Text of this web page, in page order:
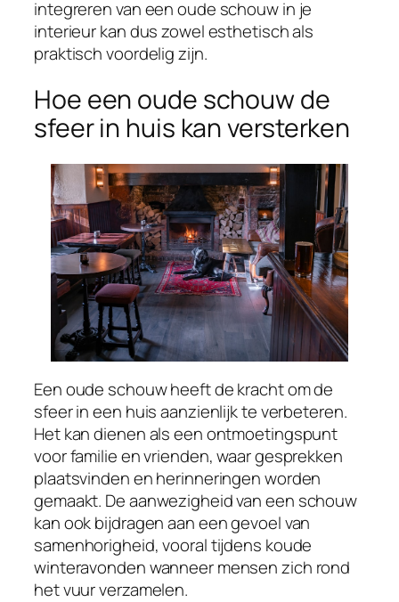
integreren van een oude schouw in je
interieur kan dus zowel esthetisch als
praktisch voordelig zijn.
Hoe een oude schouw de
sfeer in huis kan versterken
Een oude schouw heeft de kracht om de
sfeer in een huis aanzienlijk te verbeteren.
Het kan dienen als een ontmoetingspunt
voor familie en vrienden, waar gesprekken
plaatsvinden en herinneringen worden
gemaakt. De aanwezigheid van een schouw
kan ook bijdragen aan een gevoel van
samenhorigheid, vooral tijdens koude
winteravonden wanneer mensen zich rond
het vuur verzamelen.